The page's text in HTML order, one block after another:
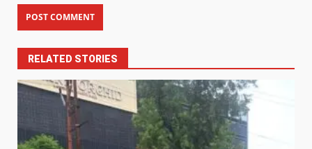
RELATED STORIES